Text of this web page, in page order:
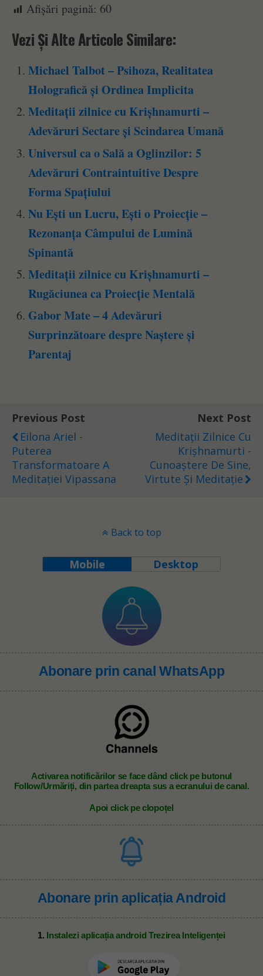
Afișări pagină: 60
Vezi Și Alte Articole Similare:
Michael Talbot – Psihoza, Realitatea
Holografică și Ordinea Implicita
Meditații zilnice cu Krișhnamurti –
Adevăruri Sectare și Scindarea Umană
Universul ca o Sală a Oglinzilor: 5
Adevăruri Contraintuitive Despre
Forma Spațiului
Nu Ești un Lucru, Ești o Proiecție –
Rezonanța Câmpului de Lumină
Spinantă
Meditații zilnice cu Krișhnamurti –
Rugăciunea ca Proiecție Mentală
Gabor Mate – 4 Adevăruri
Surprinzătoare despre Naștere și
Parentaj
Previous Post
Eilona Ariel -
Puterea
Transformatoare A
Meditației Vipassana
Next Post
Meditații Zilnice Cu
Krișhnamurti -
Cunoaștere De Sine,
Virtute Și Meditație
Back to top
Mobile Desktop
Abonare prin canal WhatsApp
Activarea notificărilor se face dând click pe butonul
Follow/Urmăriți, din partea dreapta sus a ecranului de canal.
Apoi click pe clopoțel
Abonare prin aplicația Android
1. Instalezi aplicația android Trezirea Inteligenței